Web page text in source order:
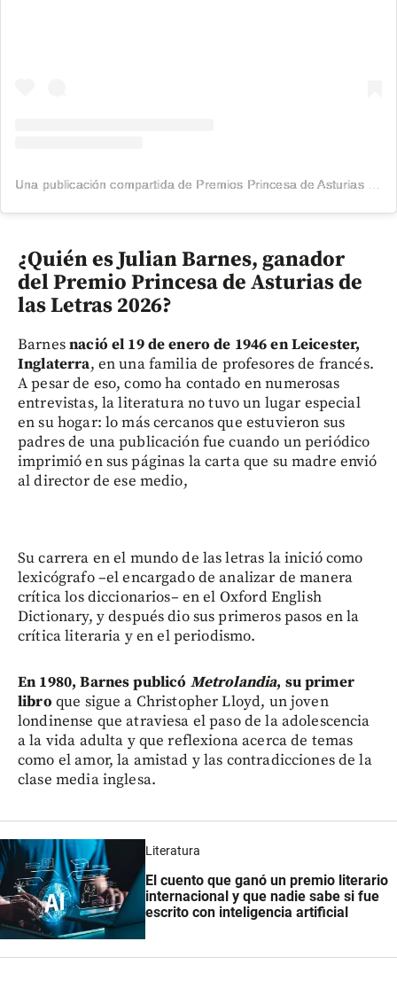
¿Quién es Julian Barnes, ganador
del Premio Princesa de Asturias de
las Letras 2026?
Barnesnació el 19 de enero de 1946 en Leicester,
Inglaterra, en una familia de profesores de francés.
A pesar de eso, como ha contado en numerosas
entrevistas, la literatura no tuvo un lugar especial
en su hogar: lo más cercanos que estuvieron sus
padres de una publicación fue cuando un periódico
imprimió en sus páginas la carta que su madre envió
al director de ese medio,
Su carrera en el mundo de las letras la inició como
lexicógrafo –el encargado de analizar de manera
crítica los diccionarios– en el Oxford English
Dictionary, y después dio sus primeros pasos en la
crítica literaria y en el periodismo.
En 1980, Barnes publicó Metrolandia, su primer
libro que sigue a Christopher Lloyd, un joven
londinense que atraviesa el paso de la adolescencia
a la vida adulta y que reflexiona acerca de temas
como el amor, la amistad y las contradicciones de la
clase media inglesa.
Literatura
El cuento que ganó un premio literario
internacional y que nadie sabe si fue
escrito con inteligencia artificial